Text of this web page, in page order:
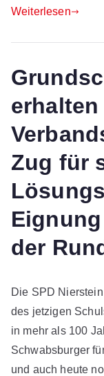
Weiterlesen
erhalten
Zug für
der
Die SPD
des jetzigen
in mehr als 100
Schwabsburger
und auch heute